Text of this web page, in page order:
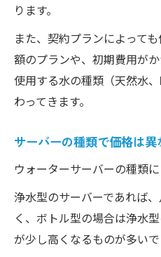
のポイントとは？
価格以外でのウォ
ウォーターサーバ
価格以上に考慮す
のデザイン
を徹底比較して納得の
ウォーターサーバ
ります。
また、契約プランによって
額のプランや、初期費用が
使用する水の種類（天然水
わってきます。
サーバーの種類で価格は異
ウォーターサーバーの種類
浄水型のサーバーであれば
く、ボトル型の場合は浄水
が少し高くなるものが多いで